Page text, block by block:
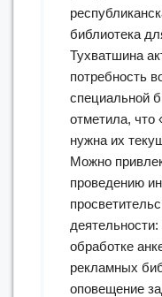
библиотека
Тухватшина
потребность
специальной
отметила, что
нужна их
Можно
проведению
обработке
рекламных
оповещение